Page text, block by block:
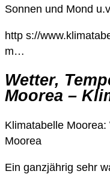
Sonnen und Mond
http s://
m…
Wetter,
Moorea –
Klimatabelle
Moorea
Ein ganzjährig sehr